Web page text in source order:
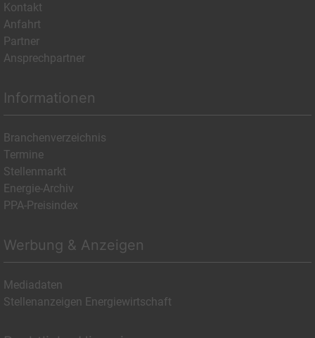
Kontakt
Anfahrt
Partner
Ansprechpartner
Informationen
Branchenverzeichnis
Termine
Stellenmarkt
Energie-Archiv
PPA-Preisindex
Werbung & Anzeigen
Mediadaten
Stellenanzeigen Energiewirtschaft